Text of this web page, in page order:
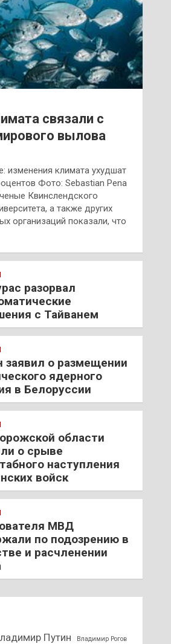
связали с
вылова
изменения климата ухудшат
Фото: Sebastian Pena
Квинслендского
а также других
организаций показали, что
разорвал
с Тайванем
заявил о размещении
ядерного
в Белоруссии
области
о срыве
наступления
войск
МВД
по подозрению в
и расчленении
Путин Владимир Рогов